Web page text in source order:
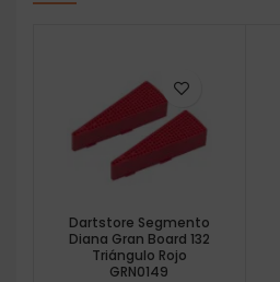
Dartstore Segmento
Diana Gran Board 132
Triángulo Rojo
GRN0149